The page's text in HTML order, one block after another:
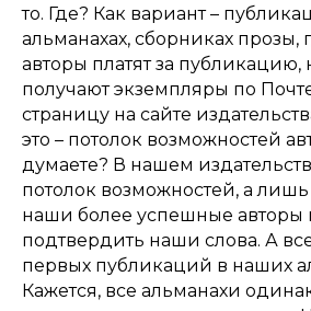
то. Где? Как вариант –
альманахах, сборниках прозы,
авторы платят за публикацию,
получают экземпляры по
страницу на сайте
это – потолок возможностей
думаете? В нашем
потолок возможностей, а
наши более успешные авторы
подтвердить наши слова. А
первых публикаций в наших
Кажется, все альманахи